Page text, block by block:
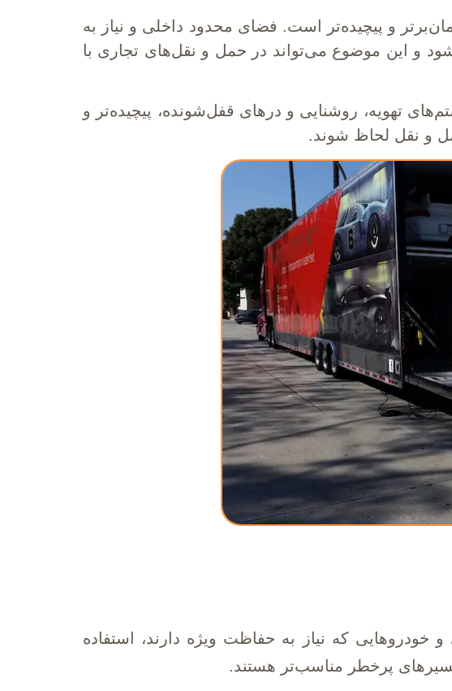
و پیچیده‌تر است. فضای محدود داخلی و نیاز به
و این موضوع می‌تواند در حمل و نقل‌های تجاری با
تهویه، روشنایی و درهای قفل‌شونده، پیچیده‌تر و
و نقل لحاظ شوند.
خودروهایی که نیاز به حفاظت ویژه دارند، استفاده
پرخطر مناسب‌تر هستند.